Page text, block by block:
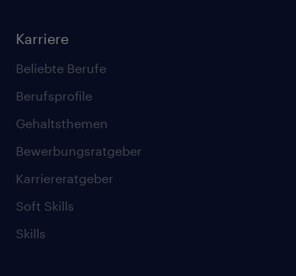
Karriere
Beliebte Berufe
Berufsprofile
Gehaltsthemen
Bewerbungsratgeber
Karriereratgeber
Soft Skills
Skills